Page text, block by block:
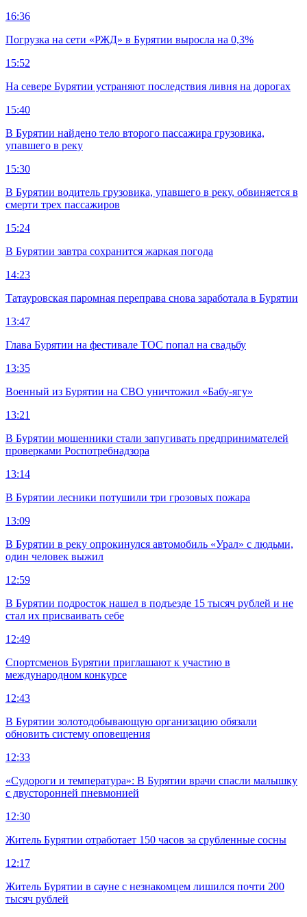
16:36
Погрузка на сети «РЖД» в Бурятии выросла на 0,3%
15:52
На севере Бурятии устраняют последствия ливня на дорогах
15:40
В Бурятии найдено тело второго пассажира грузовика,
упавшего в реку
15:30
В Бурятии водитель грузовика, упавшего в реку, обвиняется в
смерти трех пассажиров
15:24
В Бурятии завтра сохранится жаркая погода
14:23
Татауровская паромная переправа снова заработала в Бурятии
13:47
Глава Бурятии на фестивале ТОС попал на свадьбу
13:35
Военный из Бурятии на СВО уничтожил «Бабу-ягу»
13:21
В Бурятии мошенники стали запугивать предпринимателей
проверками Роспотребнадзора
13:14
В Бурятии лесники потушили три грозовых пожара
13:09
В Бурятии в реку опрокинулся автомобиль «Урал» с людьми,
один человек выжил
12:59
В Бурятии подросток нашел в подъезде 15 тысяч рублей и не
стал их присваивать себе
12:49
Спортсменов Бурятии приглашают к участию в
международном конкурсе
12:43
В Бурятии золотодобывающую организацию обязали
обновить систему оповещения
12:33
«Судороги и температура»: В Бурятии врачи спасли малышку
с двусторонней пневмонией
12:30
Житель Бурятии отработает 150 часов за срубленные сосны
12:17
Житель Бурятии в сауне с незнакомцем лишился почти 200
тысяч рублей